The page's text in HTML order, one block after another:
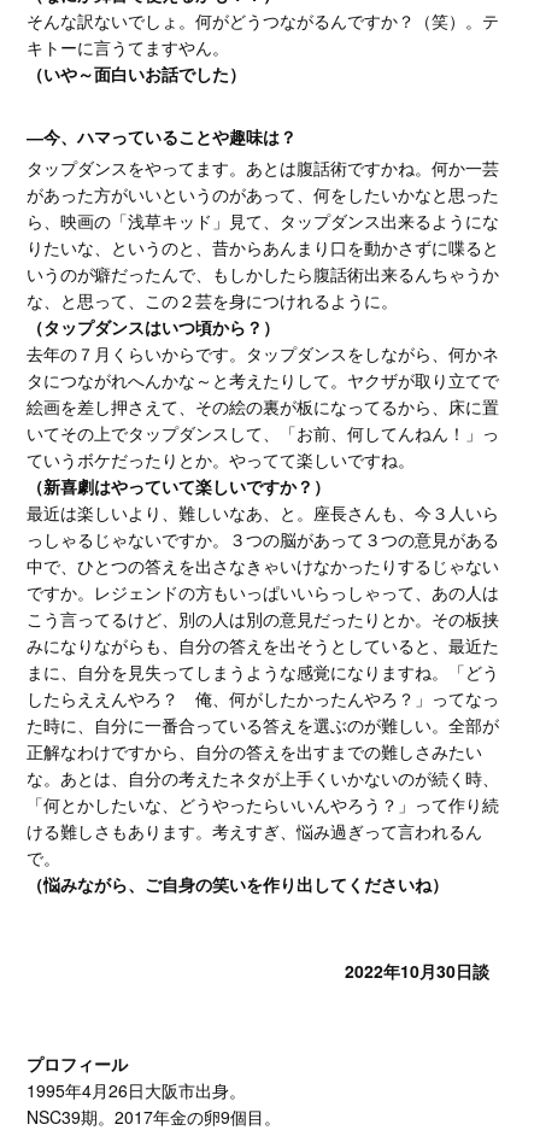
そんな訳ないでしょ。何がどうつながるんですか？（笑）。テ
キトーに言うてますやん。
（いや～面白いお話でした）
―今、ハマっていることや趣味は？
タップダンスをやってます。あとは腹話術ですかね。何か一芸
があった方がいいというのがあって、何をしたいかなと思った
ら、映画の「浅草キッド」見て、タップダンス出来るようにな
りたいな、というのと、昔からあんまり口を動かさずに喋ると
いうのが癖だったんで、もしかしたら腹話術出来るんちゃうか
な、と思って、この２芸を身につけれるように。
（タップダンスはいつ頃から？）
去年の７月くらいからです。タップダンスをしながら、何かネ
タにつながれへんかな～と考えたりして。ヤクザが取り立てで
絵画を差し押さえて、その絵の裏が板になってるから、床に置
いてその上でタップダンスして、「お前、何してんねん！」っ
ていうボケだったりとか。やってて楽しいですね。
（新喜劇はやっていて楽しいですか？）
最近は楽しいより、難しいなあ、と。座長さんも、今３人いら
っしゃるじゃないですか。３つの脳があって３つの意見がある
中で、ひとつの答えを出さなきゃいけなかったりするじゃない
ですか。レジェンドの方もいっぱいいらっしゃって、あの人は
こう言ってるけど、別の人は別の意見だったりとか。その板挟
みになりながらも、自分の答えを出そうとしていると、最近た
まに、自分を見失ってしまうような感覚になりますね。「どう
したらええんやろ？ 俺、何がしたかったんやろ？」ってなっ
た時に、自分に一番合っている答えを選ぶのが難しい。全部が
正解なわけですから、自分の答えを出すまでの難しさみたい
な。あとは、自分の考えたネタが上手くいかないのが続く時、
「何とかしたいな、どうやったらいいんやろう？」って作り続
ける難しさもあります。考えすぎ、悩み過ぎって言われるん
で。
（悩みながら、ご自身の笑いを作り出してくださいね）
2022年10月30日談
プロフィール
1995年4月26日大阪市出身。
NSC39期。2017年金の卵9個目。